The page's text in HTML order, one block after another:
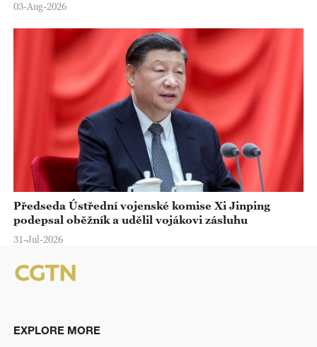
03-Aug-2026
Předseda Ústřední vojenské komise Xi Jinping
podepsal oběžník a udělil vojákovi zásluhu
31-Jul-2026
EXPLORE MORE